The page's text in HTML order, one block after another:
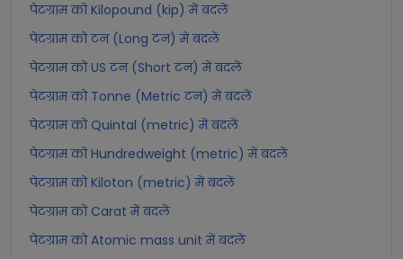
पेटग्राम को Kilopound (kip) में बदलें
पेटग्राम को टन (Long टन) में बदलें
पेटग्राम को US टन (Short टन) में बदलें
पेटग्राम को Tonne (Metric टन) में बदलें
पेटग्राम को Quintal (metric) में बदलें
पेटग्राम को Hundredweight (metric) में बदलें
पेटग्राम को Kiloton (metric) में बदलें
पेटग्राम को Carat में बदलें
पेटग्राम को Atomic mass unit में बदलें